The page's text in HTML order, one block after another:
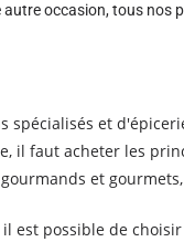
occasion, tous
spécialisés et
il faut acheter les
et
il est possible de